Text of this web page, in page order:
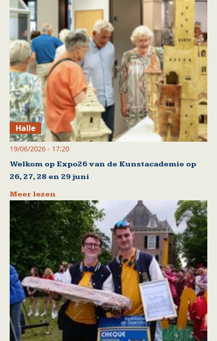
Halle
19/06/2026 - 17:20
Welkom op Expo26 van de Kunstacademie op
26, 27, 28 en 29 juni
Meer lezen